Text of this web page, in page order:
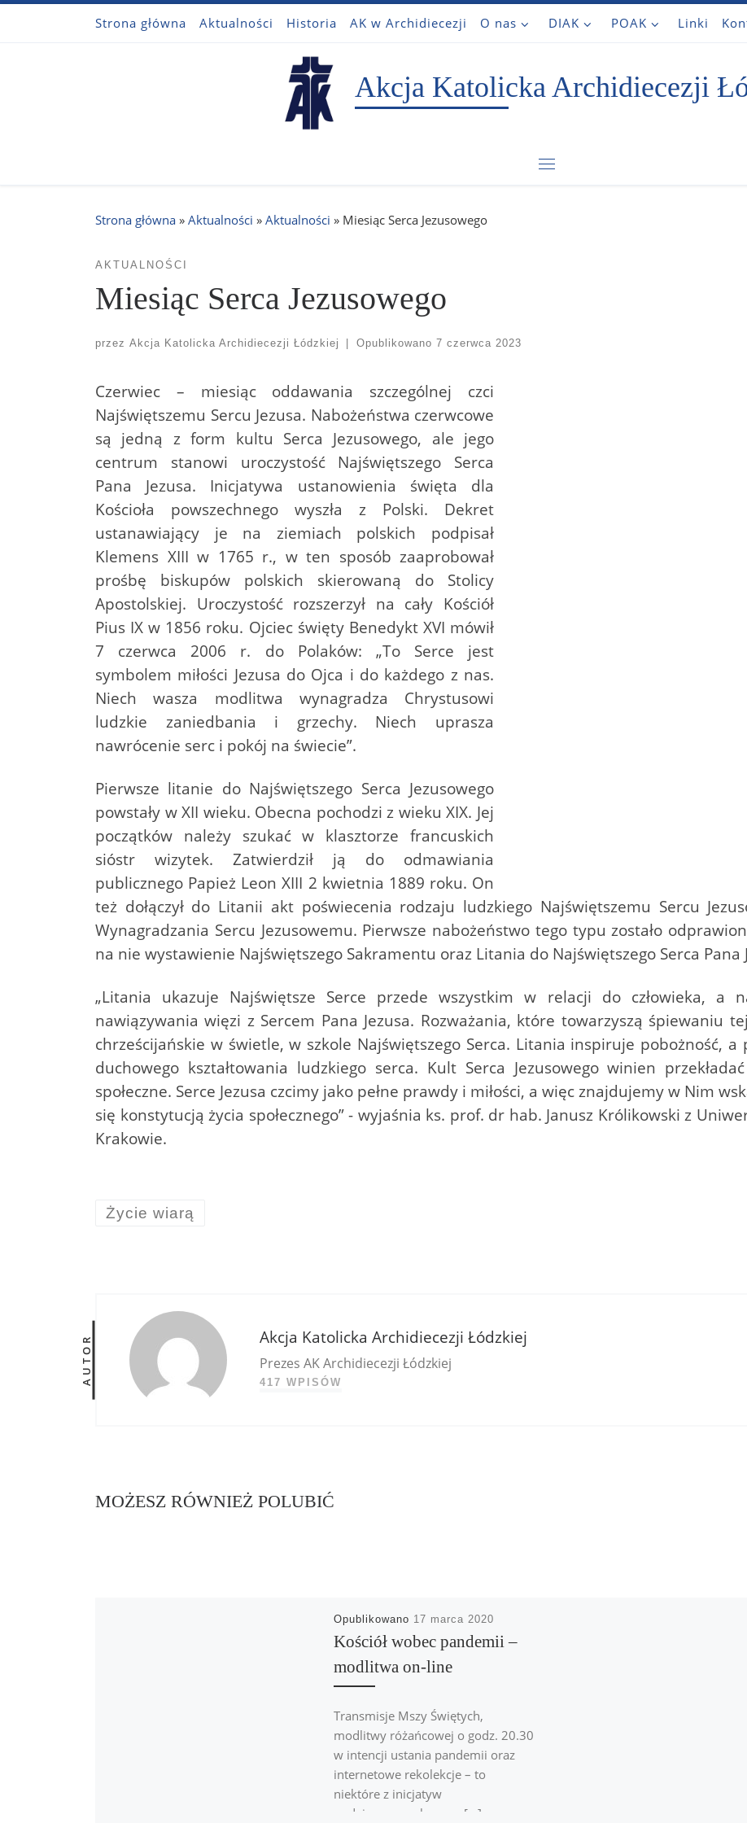
Przejdź do treściStrona główna Aktualności Historia AK w Archidiecezji O nas DIAK POAK Linki
Akcja Katolicka Archidiecezji
Strona główna » Aktualności » Aktualności » Miesiąc Serca Jezusowego
AKTUALNOŚCI
Miesiąc Serca Jezusowego
przez Akcja Katolicka Archidiecezji Łódzkiej Opublikowano 7 czerwca 2023
Czerwiec – miesiąc oddawania szczególnej czci
Najświętszemu Sercu Jezusa. Nabożeństwa czerwcowe
są jedną z form kultu Serca Jezusowego, ale jego
centrum stanowi uroczystość Najświętszego Serca
Pana Jezusa. Inicjatywa ustanowienia święta dla
Kościoła powszechnego wyszła z Polski. Dekret
ustanawiający je na ziemiach polskich podpisał
Klemens XIII w 1765 r., w ten sposób zaaprobował
prośbę biskupów polskich skierowaną do Stolicy
Apostolskiej. Uroczystość rozszerzył na cały Kościół
Pius IX w 1856 roku. Ojciec święty Benedykt XVI mówił
7 czerwca 2006 r. do Polaków: „To Serce jest
symbolem miłości Jezusa do Ojca i do każdego z nas.
Niech wasza modlitwa wynagradza Chrystusowi
ludzkie zaniedbania i grzechy. Niech uprasza
nawrócenie serc i pokój na świecie”.
Pierwsze litanie do Najświętszego Serca Jezusowego
powstały w XII wieku. Obecna pochodzi z wieku XIX. Jej
początków należy szukać w klasztorze francuskich
sióstr wizytek. Zatwierdził ją do odmawiania
publicznego Papież Leon XIII 2 kwietnia 1889 roku. On
też dołączył do Litanii akt poświecenia rodzaju ludzkiego Najświętszemu Sercu
Wynagradzania Sercu Jezusowemu. Pierwsze nabożeństwo tego typu zostało
na nie wystawienie Najświętszego Sakramentu oraz Litania do Najświętszego Serca Pana
„Litania ukazuje Najświętsze Serce przede wszystkim w relacji do człowieka, a
nawiązywania więzi z Sercem Pana Jezusa. Rozważania, które towarzyszą śpiewaniu
chrześcijańskie w świetle, w szkole Najświętszego Serca. Litania inspiruje pobożność,
duchowego kształtowania ludzkiego serca. Kult Serca Jezusowego winien
społeczne. Serce Jezusa czcimy jako pełne prawdy i miłości, a więc znajdujemy w Nim
się konstytucją życia społecznego” - wyjaśnia ks. prof. dr hab. Janusz Królikowski z
Krakowie.
Życie wiarą
AUTOR Akcja Katolicka Archidiecezji Łódzkiej
Prezes AK Archidiecezji Łódzkiej
417 WPISÓW
MOŻESZ RÓWNIEŻ POLUBIĆ
Opublikowano 17 marca 2020
Kościół wobec pandemii –
modlitwa on-line
Transmisje Mszy Świętych,
modlitwy różańcowej o godz. 20.30
w intencji ustania pandemii oraz
internetowe rekolekcje – to
niektóre z inicjatyw
podejmowanych przez […]